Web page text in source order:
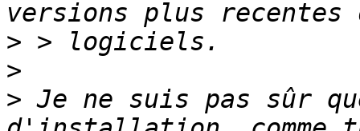
>
>
> Je ne suis pas sûr